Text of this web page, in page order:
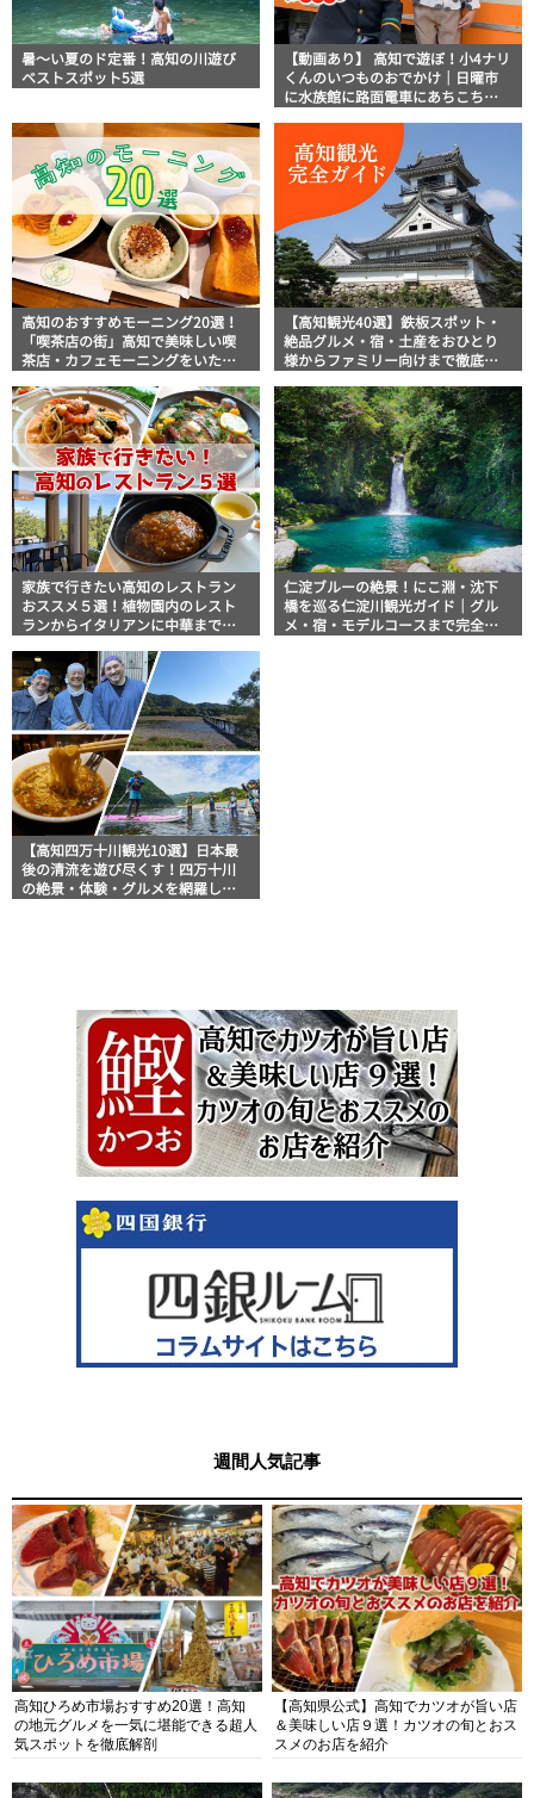
暑～い夏のド定番！高知の川遊び
ベストスポット5選
【動画あり】 高知で遊ぼ！小4ナリ
くんのいつものおでかけ｜日曜市
に水族館に路面電車にあちこち巡
高知のおすすめモーニング20選！
「喫茶店の街」高知で美味しい喫
茶店・カフェモーニングをいただ
【高知観光40選】鉄板スポット・
絶品グルメ・宿・土産をおひとり
様からファミリー向けまで徹底解
家族で行きたい高知のレストラン
おススメ５選！植物園内のレスト
ランからイタリアンに中華まで楽
仁淀ブルーの絶景！にこ淵・沈下
橋を巡る仁淀川観光ガイド｜グル
メ・宿・モデルコースまで完全網
【高知四万十川観光10選】日本最
後の清流を遊び尽くす！四万十川
の絶景・体験・グルメを網羅した
週間人気記事
高知ひろめ市場おすすめ20選！高知
の地元グルメを一気に堪能できる超人
気スポットを徹底解剖
【高知県公式】高知でカツオが旨い店
＆美味しい店９選！カツオの旬とおス
スメのお店を紹介